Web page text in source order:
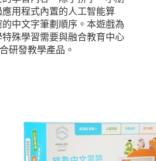
用程式內置的人工智能算
中文字筆劃順序。本遊戲為
殊學習需要與融合教育中心
研發教學產品。